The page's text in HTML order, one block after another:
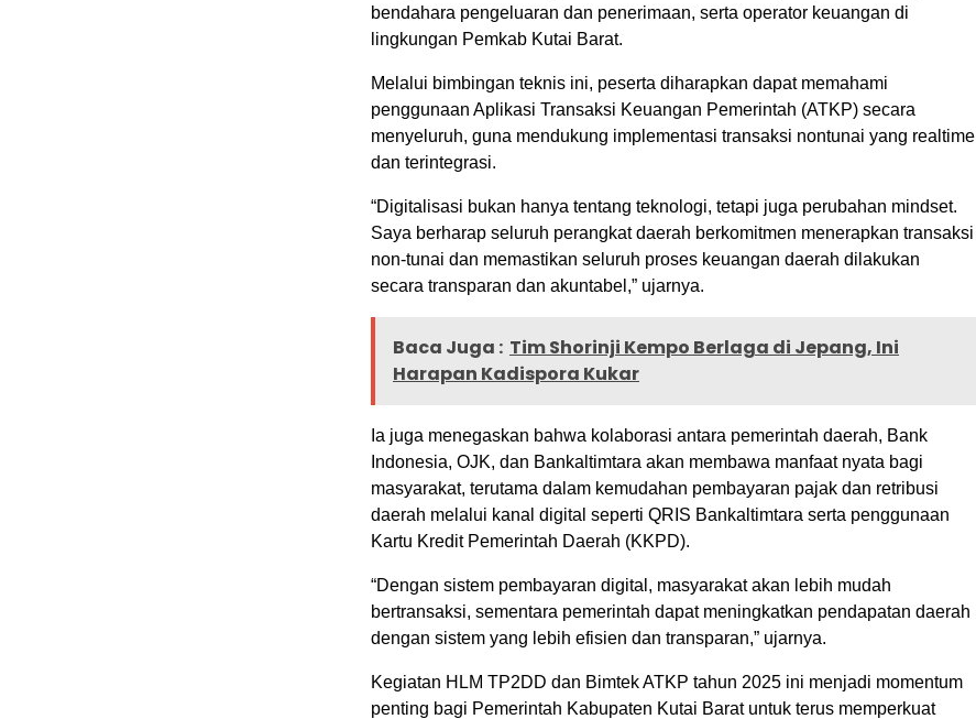
bendahara pengeluaran dan penerimaan, serta operator keuangan di
lingkungan Pemkab Kutai Barat.
Melalui bimbingan teknis ini, peserta diharapkan dapat memahami
penggunaan Aplikasi Transaksi Keuangan Pemerintah (ATKP) secara
menyeluruh, guna mendukung implementasi transaksi nontunai yang realtime
dan terintegrasi.
“Digitalisasi bukan hanya tentang teknologi, tetapi juga perubahan mindset.
Saya berharap seluruh perangkat daerah berkomitmen menerapkan transaksi
non-tunai dan memastikan seluruh proses keuangan daerah dilakukan
secara transparan dan akuntabel,” ujarnya.
Baca Juga : Tim Shorinji Kempo Berlaga di Jepang, Ini
Harapan Kadispora Kukar
Ia juga menegaskan bahwa kolaborasi antara pemerintah daerah, Bank
Indonesia, OJK, dan Bankaltimtara akan membawa manfaat nyata bagi
masyarakat, terutama dalam kemudahan pembayaran pajak dan retribusi
daerah melalui kanal digital seperti QRIS Bankaltimtara serta penggunaan
Kartu Kredit Pemerintah Daerah (KKPD).
“Dengan sistem pembayaran digital, masyarakat akan lebih mudah
bertransaksi, sementara pemerintah dapat meningkatkan pendapatan daerah
dengan sistem yang lebih efisien dan transparan,” ujarnya.
Kegiatan HLM TP2DD dan Bimtek ATKP tahun 2025 ini menjadi momentum
penting bagi Pemerintah Kabupaten Kutai Barat untuk terus memperkuat